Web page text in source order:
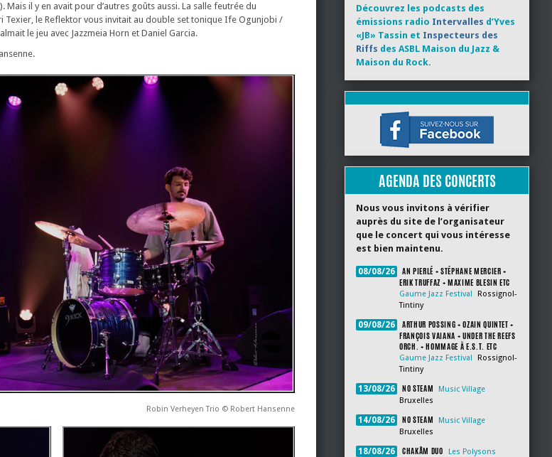
il y en avait pour d’autres goûts aussi. La salle feutrée du
Texier, le Reflektor vous invitait au double set tonique Ife Ogunjobi /
le jeu avec Jazzmeia Horn et Daniel Garcia.
Robin Verheyen Trio © Robert Hansenne
Découvrez les podcasts des
émissions radio Intervalles d’Yves
«JB» Tassin et Inspecteurs des
Riffs des ASBL Maison du Jazz &
Maison du Rock.
AGENDA DES CONCERTS
Nous vous invitons à vérifier
auprès du site de l’organisateur
que le concert qui vous intéresse
est bien maintenu.
08/08/26
AN PIERLÉ + STÉPHANE MERCIER +
ERIK TRUFFAZ + MAXIME BLESIN ETC
Gaume Jazz Festival
Rossignol-
Tintiny
09/08/26
ARTHUR POSSING + OZAIN QUINTET +
FRANÇOIS VAIANA + UNDER THE REEFS
ORCH. + HOMMAGE À E.S.T. ETC
Gaume Jazz Festival
Rossignol-
Tintiny
13/08/26 NO STEAM
Music Village
Bruxelles
14/08/26 NO STEAM
Music Village
Bruxelles
18/08/26 CHAKÂM DUO
Les Polysons